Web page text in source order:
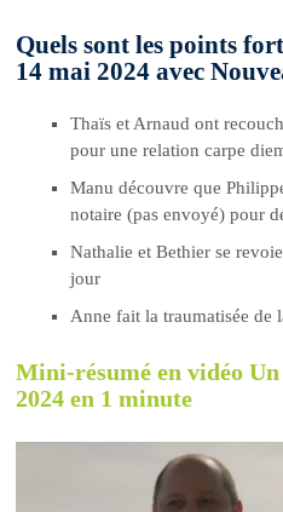
Quels sont les points
14 mai 2024 avec
Thaïs et Arnaud ont
pour une relation carpe
Manu découvre que
notaire (pas envoyé) pour
Nathalie et Bethier se
jour
Anne fait la traumatisée de
Mini-résumé en vidéo
2024 en 1 minute